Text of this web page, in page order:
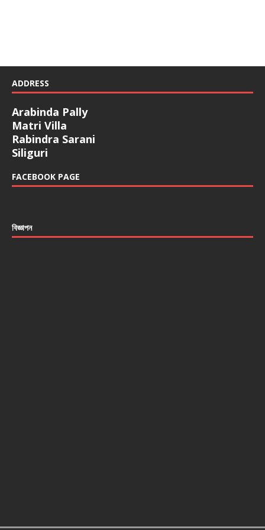
ADDRESS
Arabinda Pally
Matri Villa
Rabindra Sarani
Siliguri
FACEBOOK PAGE
বিজ্ঞাপন